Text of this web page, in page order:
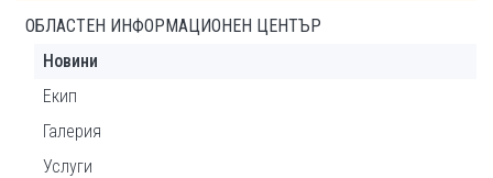
ОБЛАСТЕН ИНФОРМАЦИОНЕН ЦЕНТЪР
Новини
Екип
Галерия
Услуги